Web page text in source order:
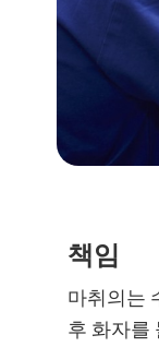
책임
마취의는
후 화자를